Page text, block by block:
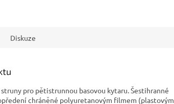
Diskuze
pro pětistrunnou basovou kytaru. Šestihranné
chráněné polyuretanovým filmem (plastovým